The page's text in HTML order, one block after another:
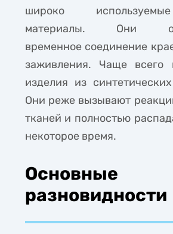
широко
материалы. Они
временное соединение
заживления. Чаще всего
изделия из
Они реже вызывают
тканей и полностью
некоторое время.
Основные
разновидности